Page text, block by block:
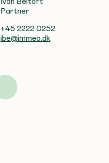
Partner
+45 2222 0252
ibe@immeo.dk